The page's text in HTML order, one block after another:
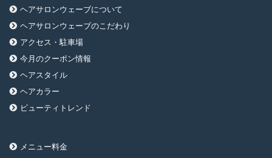
ヘアサロンウェーブについて
ヘアサロンウェーブのこだわり
アクセス・駐車場
今月のクーポン情報
ヘアスタイル
ヘアカラー
ビューティトレンド
メニュー料金